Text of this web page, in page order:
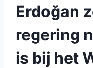
Erdoğan
regering
is bij het